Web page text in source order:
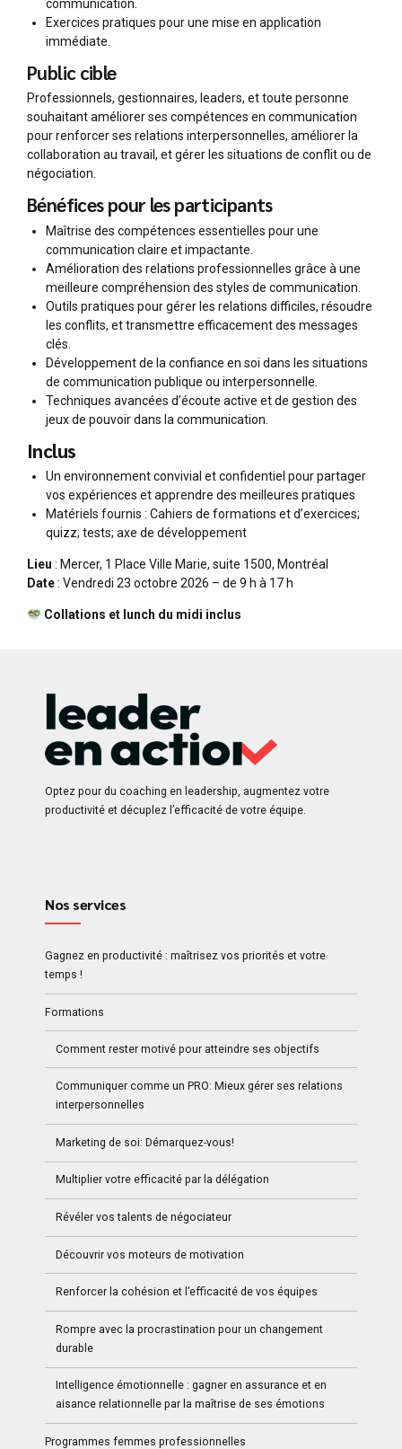
communication.
Exercices pratiques pour une mise en application
immédiate.
Public cible
Professionnels, gestionnaires, leaders, et toute personne
souhaitant améliorer ses compétences en communication
pour renforcer ses relations interpersonnelles, améliorer la
collaboration au travail, et gérer les situations de conflit ou de
négociation.
Bénéfices pour les participants
Maîtrise des compétences essentielles pour une
communication claire et impactante.
Amélioration des relations professionnelles grâce à une
meilleure compréhension des styles de communication.
Outils pratiques pour gérer les relations difficiles, résoudre
les conflits, et transmettre efficacement des messages
clés.
Développement de la confiance en soi dans les situations
de communication publique ou interpersonnelle.
Techniques avancées d’écoute active et de gestion des
jeux de pouvoir dans la communication.
Inclus
Un environnement convivial et confidentiel pour partager
vos expériences et apprendre des meilleures pratiques
Matériels fournis : Cahiers de formations et d’exercices;
quizz; tests; axe de développement
Lieu : Mercer, 1 Place Ville Marie, suite 1500, Montréal
Date: Vendredi 23 octobre 2026 – de 9 h à 17 h
Collations et lunch du midi inclus
Optez pour du coaching en leadership, augmentez votre
productivité et décuplez l’efficacité de votre équipe.
Nos services
Gagnez en productivité : maîtrisez vos priorités et votre
temps !
Formations
Comment rester motivé pour atteindre ses objectifs
Communiquer comme un PRO: Mieux gérer ses relations
interpersonnelles
Marketing de soi: Démarquez-vous!
Multiplier votre efficacité par la délégation
Révéler vos talents de négociateur
Découvrir vos moteurs de motivation
Renforcer la cohésion et l’efficacité de vos équipes
Rompre avec la procrastination pour un changement
durable
Intelligence émotionnelle : gagner en assurance et en
aisance relationnelle par la maîtrise de ses émotions
Programmes femmes professionnelles